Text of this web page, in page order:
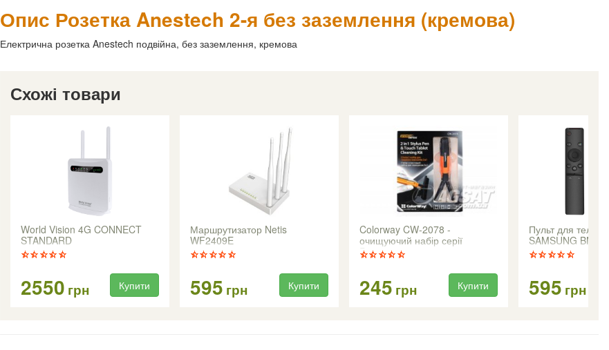
Опис Розетка Anestech 2-я без заземлення (кремова)
Електрична розетка Anestech подвійна, без заземлення, кремова
Схожі товари
World Vision 4G CONNECT
STANDARD
2550 грн Купити
Маршрутизатор Netis
WF2409E
595 грн Купити
Colorway CW-2078 -
очищуючий набір серії
Premium
245 грн Купити
Пульт для
SAMSUNG
595 грн